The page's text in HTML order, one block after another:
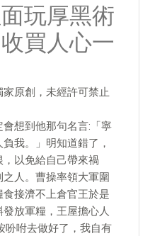
玩厚黑術
買人心一
原創，未經許可禁止
想到他那句名言:「寧
我。」明知道錯了，
以免給自己帶來禍
人。曹操率領大軍圍
接濟不上倉官王於是
放軍糧，王屋擔心人
吩咐去做好了，我自有